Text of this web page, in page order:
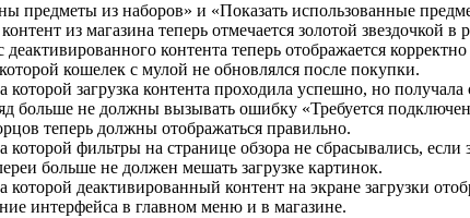
предметы из наборов» и «Показать использованные
из магазина теперь отмечается золотой звездочкой
деактивированного контента теперь отображается
кошелек с мулой не обновлялся после покупки.
которой загрузка контента проходила успешно, но
больше не должны вызывать ошибку «Требуется
теперь должны отображаться правильно.
фильтры на странице обзора не сбрасывались, если
больше не должен мешать загрузке картинок.
которой деактивированный контент на экране загрузки
интерфейса в главном меню и в магазине.